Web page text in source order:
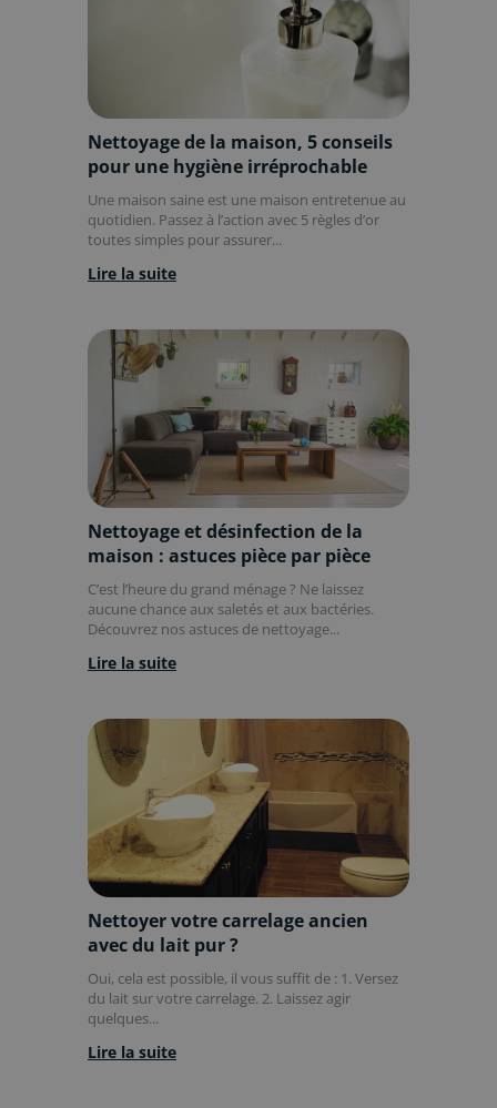
Nettoyage de la maison, 5 conseils
pour une hygiène irréprochable
Une maison saine est une maison entretenue au
quotidien. Passez à l’action avec 5 règles d’or
toutes simples pour assurer...
Lire la suite
Nettoyage et désinfection de la
maison : astuces pièce par pièce
C’est l’heure du grand ménage ? Ne laissez
aucune chance aux saletés et aux bactéries.
Découvrez nos astuces de nettoyage...
Lire la suite
Nettoyer votre carrelage ancien
avec du lait pur ?
Oui, cela est possible, il vous suffit de : 1. Versez
du lait sur votre carrelage. 2. Laissez agir
quelques...
Lire la suite